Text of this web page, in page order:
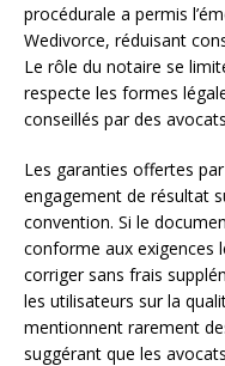
procédurale a permis
Wedivorce, réduisant
Le rôle du notaire se
respecte les formes
conseillés par des
Les garanties offertes
engagement de résultat
convention. Si le
conforme aux exigences
corriger sans frais
les utilisateurs sur la
mentionnent rarement
suggérant que les